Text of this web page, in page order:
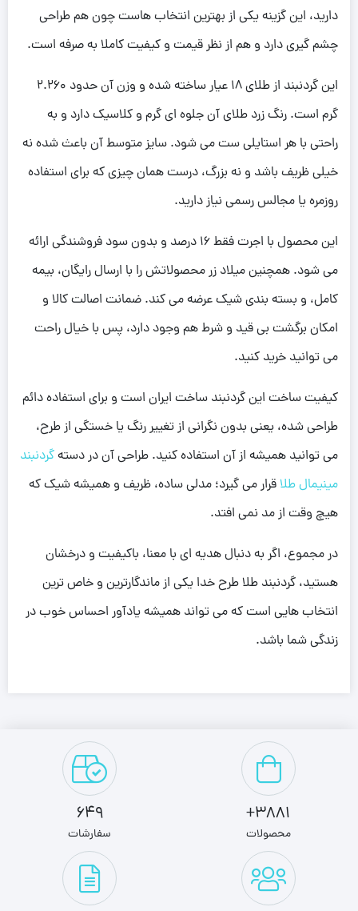
دارید، این گزینه یکی از بهترین انتخاب هاست چون هم طراحی
چشم گیری دارد و هم از نظر قیمت و کیفیت کاملا به صرفه است.
این گردنبند از طلای 18 عیار ساخته شده و وزن آن حدود 2.260
گرم است. رنگ زرد طلای آن جلوه ای گرم و کلاسیک دارد و به
راحتی با هر استایلی ست می شود. سایز متوسط آن باعث شده نه
خیلی ظریف باشد و نه بزرگ، درست همان چیزی که برای استفاده
روزمره یا مجالس رسمی نیاز دارید.
این محصول با اجرت فقط 16 درصد و بدون سود فروشندگی ارائه
می شود. همچنین میلاد زر محصولاتش را با ارسال رایگان، بیمه
کامل، و بسته بندی شیک عرضه می کند. ضمانت اصالت کالا و
امکان برگشت بی قید و شرط هم وجود دارد، پس با خیال راحت
می توانید خرید کنید.
کیفیت ساخت این گردنبند ساخت ایران است و برای استفاده دائم
طراحی شده، یعنی بدون نگرانی از تغییر رنگ یا خستگی از طرح،
می توانید همیشه از آن استفاده کنید. طراحی آن در دستهگردنبند
مینیمال طلا قرار می گیرد؛ مدلی ساده، ظریف و همیشه شیک که
هیچ وقت از مد نمی افتد.
در مجموع، اگر به دنبال هدیه ای با معنا، باکیفیت و درخشان
هستید، گردنبند طلا طرح خدا یکی از ماندگارترین و خاص ترین
انتخاب هایی است که می تواند همیشه یادآور احساس خوب در
زندگی شما باشد.
3881+
محصولات
649
سفارشات